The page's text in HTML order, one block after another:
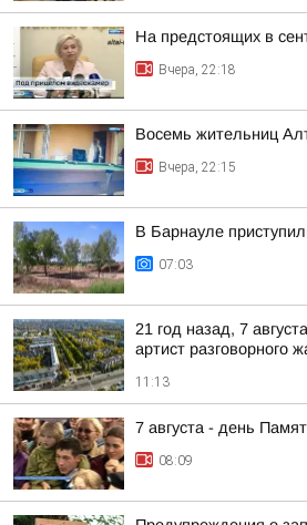
На предстоящих в
Вчера, 22:18
Восемь жительниц
Вчера, 22:15
В Барнауле
07:03
21 год назад, 7
артист разговорного
11:13
7 августа - день
08:09